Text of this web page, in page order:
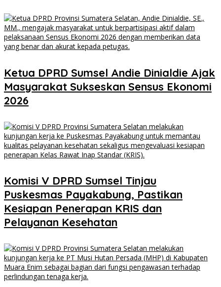
Ketua DPRD Sumsel Andie Dinialdie Ajak
Masyarakat Sukseskan Sensus Ekonomi
2026
Komisi V DPRD Sumsel Tinjau
Puskesmas Payakabung, Pastikan
Kesiapan Penerapan KRIS dan
Pelayanan Kesehatan